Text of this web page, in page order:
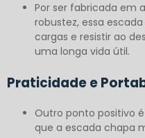
Por ser fabricada em
robustez, essa
cargas e resistir ao
uma longa vida útil.
Praticidade e
Outro ponto positivo
que a escada chapa